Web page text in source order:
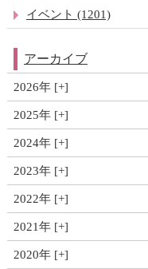
イベント (1201)
アーカイブ
2026年
2025年
2024年
2023年
2022年
2021年
2020年